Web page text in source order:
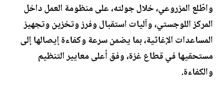
واطّلع المزروعي، خلال جولته، على منظومة العمل داخل
المركز اللوجستي، وآليات استقبال وفرز وتخزين وتجهيز
المساعدات الإغاثية، بما يضمن سرعة وكفاءة إيصالها إلى
مستحقيها في قطاع غزة، وفق أعلى معايير التنظيم
والكفاءة.